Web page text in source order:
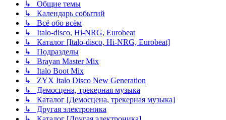
↳ Общие темы
↳ Календарь событий
↳ Всё обо всём
↳ Italo-disco, Hi-NRG, Eurobeat
↳ Каталог [Italo-disco, Hi-NRG, Eurobeat]
↳ Подразделы
↳ Brayan Master Mix
↳ Italo Boot Mix
↳ ZYX Italo Disco New Generation
↳ Демосцена, трекерная музыка
↳ Каталог [Демосцена, трекерная музыка]
↳ Другая электроника